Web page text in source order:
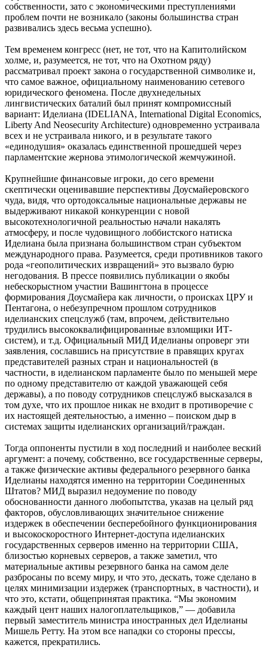
собственности, зато с экономическими преступлениями
проблем почти не возникало (законы большинства стран
развивались здесь весьма успешно).
Тем временем конгресс (нет, не тот, что на Капитолийском
холме, и, разумеется, не тот, что на Охотном ряду)
рассматривал проект закона о государственной символике и,
что самое важное, официальному наименованию сетевого
юридического феномена. После двухнедельных
лингвистических баталий был принят компромиссный
вариант: Иделиана (IDELIANA, International Digital Economics,
Liberty And Neosecurity Architecture) одновременно устраивала
всех и не устраивала никого, и в результате такого
«единодушия» оказалась единственной прошедшей через
парламентские жернова этимологической жемчужиной.
Крупнейшие финансовые игроки, до сего времени
скептически оценивавшие перспективы Доусмайеровского
чуда, видя, что ортодоксальные национальные державы не
выдерживают никакой конкуренции с новой
высокотехнологичной реальностью начали накалять
атмосферу, и после чудовищного лоббистского натиска
Иделиана была признана большинством стран субъектом
международного права. Разумеется, среди противников такого
рода «геополитических извращений» это вызвало бурю
негодования. В прессе появились публикации о якобы
небескорыстном участии Вашингтона в процессе
формирования Доусмайера как личности, о происках ЦРУ и
Пентагона, о небезупречном прошлом сотрудников
иделианских спецслужб (там, впрочем, действительно
трудились высококвалифицированные взломщики ИТ-
систем), и т.д. Официальный МИД Иделианы опроверг эти
заявления, сославшись на присутствие в правящих кругах
представителей разных стран и национальностей (в
частности, в иделианском парламенте было по меньшей мере
по одному представителю от каждой уважающей себя
державы), а по поводу сотрудников спецслужб высказался в
том духе, что их прошлое никак не входит в противоречие с
их настоящей деятельностью, а именно – поиском дыр в
системах защиты иделианских организаций/граждан.
Тогда оппоненты пустили в ход последний и наиболее веский
аргумент: а почему, собственно, все государственные серверы,
а также физические активы федерального резервного банка
Иделианы находятся именно на территории Соединенных
Штатов? МИД выразил недоумение по поводу
обоснованности данного любопытства, указав на целый ряд
факторов, обусловливающих значительное снижение
издержек в обеспечении бесперебойного функционирования
и высокоскоростного Интернет-доступа иделианских
государственных серверов именно на территории США,
близостью корневых серверов, а также заметил, что
материальные активы резервного банка на самом деле
разбросаны по всему миру, и что это, дескать, тоже сделано в
целях минимизации издержек (транспортных, в частности), и
что это, кстати, общепринятая практика. “Мы экономим
каждый цент наших налогоплательщиков,” — добавила
первый заместитель министра иностранных дел Иделианы
Мишель Ретту. На этом все нападки со стороны прессы,
кажется, прекратились.